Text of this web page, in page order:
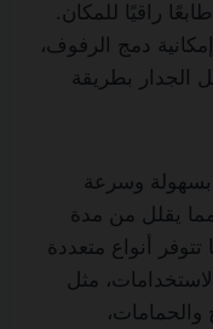
راقيًا للمكان.
دمج الرفوف،
الجدار بطريقة
بسهولة وسرعة
مما يقلل من مدة
أنواع متعددة
مثل
والحمامات،